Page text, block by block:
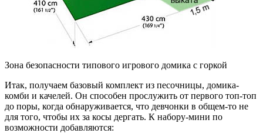
Зона безопасности типового игрового домика с горкой
Итак, получаем базовый комплект из песочницы, домика-
комби и качелей. Он способен прослужить от первого топ-топ
до поры, когда обнаруживается, что девчонки в общем-то не
для того, чтобы их за косы дергать. К набору-мини по
возможности добавляются: